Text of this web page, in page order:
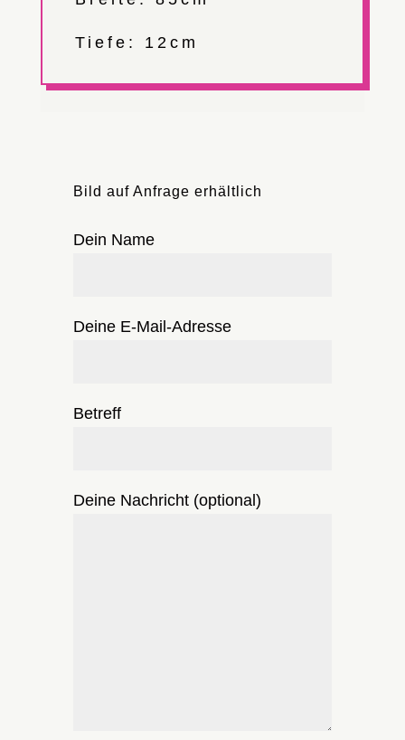
Tiefe: 12cm
Bild auf Anfrage erhältlich
Dein Name
Deine E-Mail-Adresse
Betreff
Deine Nachricht (optional)